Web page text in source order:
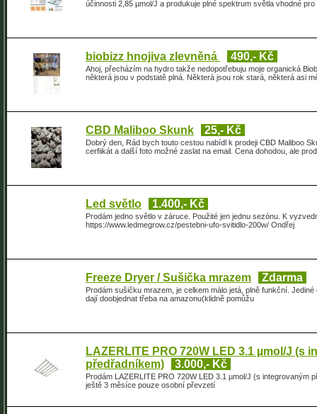
účinnosti 2,85 µmol/J a produkuje plné spektrum světla vhodné
biobizz hnojiva zlevněná 490,- Kč
Ahoj, přecházím na hydro takže nedopotřebuju moje organická
některá jsou v podstatě plná. Některá jsou rok stará, některá asi
CBD Maliboo Skunk 25,- Kč
Dobrý den, Rád bych touto cestou nabídl k prodeji CBD Maliboo
cerfiikát a další foto možné zaslat na email. Cena dohodou, ale
Led světlo 1.400,- Kč
Prodám jedno světlo v záruce. Použité jen jednu sezónu. K
https://www.ledmegrow.cz/pestebni-ufo-svitidlo-200w/ Ondřej
Freeze Dryer / Sušička mrazem Zdarma
Prodám sušičku mrazem, je celkem màlo jetá, plně funkční.
dají doobjednat třeba na amazonu(klidně pomůžu
LAZERLITE PRO 720W LED 3.1 µmol/J (s
předřadníkem)
3.000,- Kč
Prodám LAZERLITE PRO 720W LED 3.1 µmol/J (s integrovaným
ještě 3 měsíce pouze osobní převzetí